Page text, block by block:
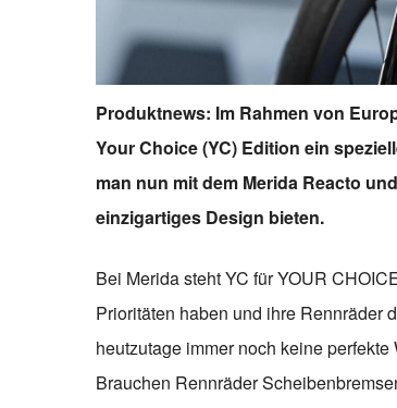
Produktnews: Im Rahmen von
Your Choice (YC) Edition ein
man nun mit dem Merida Reacto
einzigartiges Design bieten.
Bei Merida steht YC für YOUR
Prioritäten haben und ihre Rennräder
heutzutage immer noch keine
Brauchen Rennräder